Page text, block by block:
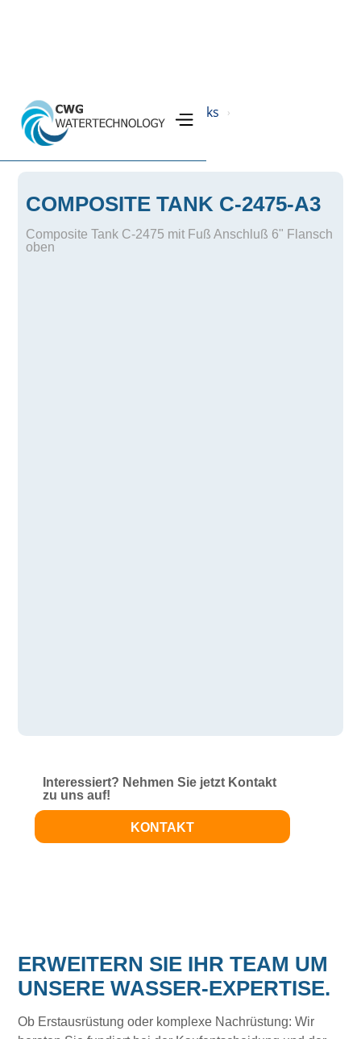
Home › Produkte Drucktanks ›
Composite Tanks GFK ›
COMPOSITE TANK C-2475-A3
Composite Tank C-2475 mit Fuß Anschluß 6" Flansch
oben
Interessiert? Nehmen Sie jetzt Kontakt
zu uns auf!
KONTAKT
ERWEITERN SIE IHR TEAM UM
UNSERE WASSER-EXPERTISE.
Ob Erstausrüstung oder komplexe Nachrüstung: Wir